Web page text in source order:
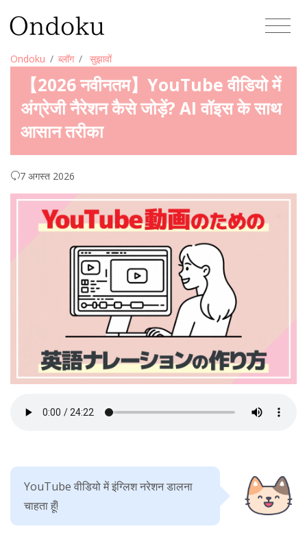
Ondoku ब्लॉग सुझावों
【2026 नवीनतम】YouTube वीडियो में
अंग्रेजी नैरेशन कैसे जोड़ें? AI वॉइस के साथ
आसान तरीका
7 अगस्त 2026
YouTube वीडियो में इंग्लिश नरेशन डालना
चाहता हूँ!